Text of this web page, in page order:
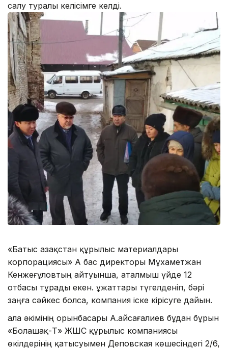
салу туралы келісімге келді.
«Батыс Қазақстан құрылыс материалдары
корпорациясы» АҚ бас директоры Мұхаметжан
Кенжеғұловтың айтуынша, аталмыш үйде 12
отбасы тұрады екен. Құжаттары түгелденіп, бәрі
заңға сәйкес болса, компания іске кірісуге дайын.
Қала әкімінің орынбасары А.Қайсағалиев бұдан бұрын
«Болашақ-Т» ЖШС құрылыс компаниясы
өкілдерінің қатысуымен Деповская көшесіндегі 2/6,